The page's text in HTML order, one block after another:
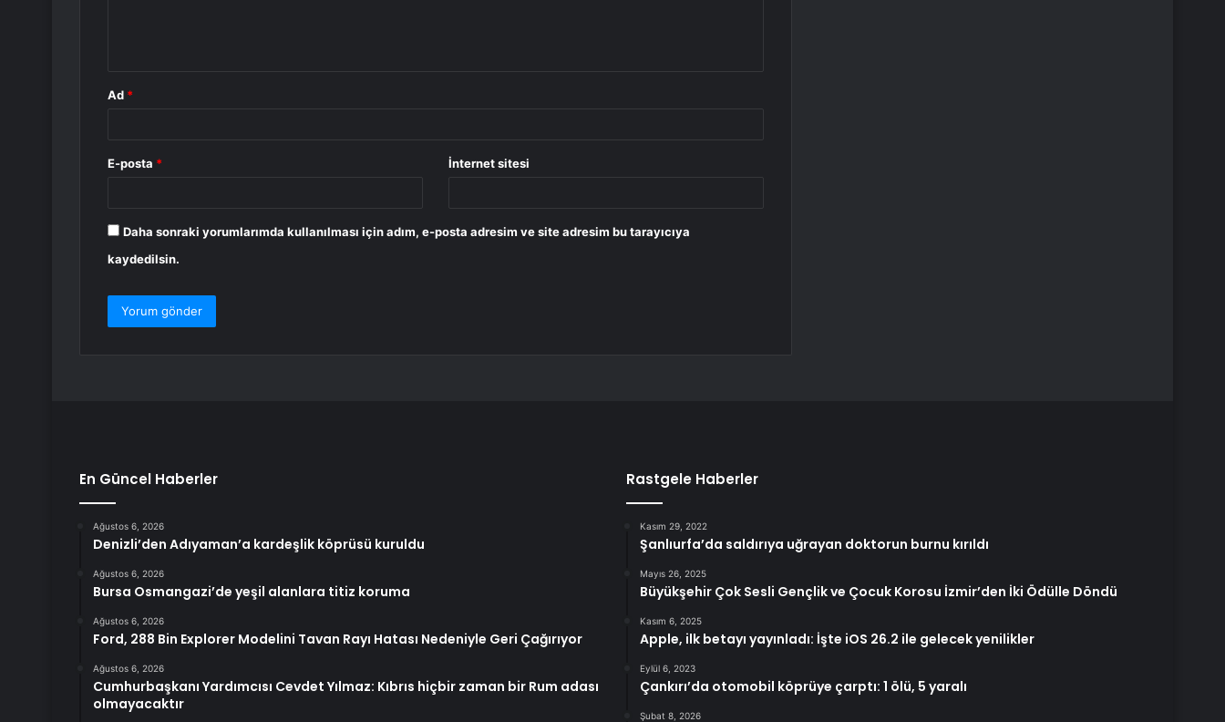
Ad *
E-posta * İnternet sitesi
Daha sonraki yorumlarımda kullanılması için adım, e-posta adresim ve site adresim bu tarayıcıya
kaydedilsin.
En Güncel Haberler
Ağustos 6, 2026
Denizli’den Adıyaman’a kardeşlik köprüsü kuruldu
Ağustos 6, 2026
Bursa Osmangazi’de yeşil alanlara titiz koruma
Ağustos 6, 2026
Ford, 288 Bin Explorer Modelini Tavan Rayı Hatası Nedeniyle Geri Çağırıyor
Ağustos 6, 2026
Cumhurbaşkanı Yardımcısı Cevdet Yılmaz: Kıbrıs hiçbir zaman bir Rum adası
olmayacaktır
Rastgele Haberler
Kasım 29, 2022
Şanlıurfa’da saldırıya uğrayan doktorun burnu kırıldı
Mayıs 26, 2025
Büyükşehir Çok Sesli Gençlik ve Çocuk Korosu İzmir’den İki Ödülle Döndü
Kasım 6, 2025
Apple, ilk betayı yayınladı: İşte iOS 26.2 ile gelecek yenilikler
Eylül 6, 2023
Çankırı’da otomobil köprüye çarptı: 1 ölü, 5 yaralı
Şubat 8, 2026